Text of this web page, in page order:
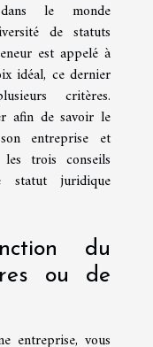
le monde
de statuts
est appelé à
idéal, ce dernier
critères.
afin de savoir le
entreprise et
trois conseils
statut juridique
du
ou de
entreprise, vous